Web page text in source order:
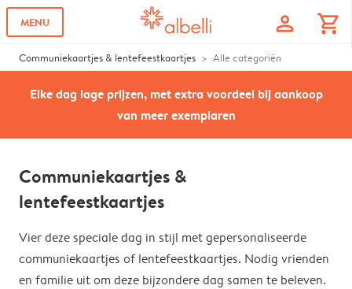
MENU profile shopping_cart
Communiekaartjes & lentefeestkaartjes Alle categoriën
Elke dag lage prijzen, met extra voordeel bij aankoop
van meer exemplaren
Communiekaartjes &
lentefeestkaartjes
Vier deze speciale dag in stijl met gepersonaliseerde
communiekaartjes of lentefeestkaartjes. Nodig vrienden
en familie uit om deze bijzondere dag samen te beleven.